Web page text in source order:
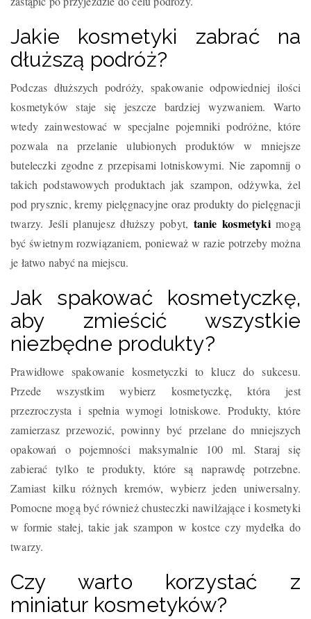
Jakie kosmetyki zabrać na
dłuższą podróż?
Podczas dłuższych podróży, spakowanie odpowiedniej ilości
kosmetyków staje się jeszcze bardziej wyzwaniem. Warto
wtedy zainwestować w specjalne pojemniki podróżne, które
pozwala na przelanie ulubionych produktów w mniejsze
buteleczki zgodne z przepisami lotniskowymi. Nie zapomnij o
takich podstawowych produktach jak szampon, odżywka, żel
pod prysznic, kremy pielęgnacyjne oraz produkty do pielęgnacji
twarzy. Jeśli planujesz dłuższy pobyt, tanie kosmetykimogą
być świetnym rozwiązaniem, ponieważ w razie potrzeby można
je łatwo nabyć na miejscu.
Jak spakować kosmetyczkę,
aby zmieścić wszystkie
niezbędne produkty?
Prawidłowe spakowanie kosmetyczki to klucz do sukcesu.
Przede wszystkim wybierz kosmetyczkę, która jest
przezroczysta i spełnia wymogi lotniskowe. Produkty, które
zamierzasz przewozić, powinny być przelane do mniejszych
opakowań o pojemności maksymalnie 100 ml. Staraj się
zabierać tylko te produkty, które są naprawdę potrzebne.
Zamiast kilku różnych kremów, wybierz jeden uniwersalny.
Pomocne mogą być również chusteczki nawilżające i kosmetyki
w formie stałej, takie jak szampon w kostce czy mydełka do
twarzy.
Czy warto korzystać z
miniatur kosmetyków?